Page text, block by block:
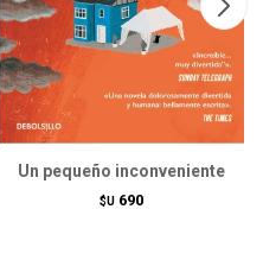
Un pequeño inconveniente
$U 690